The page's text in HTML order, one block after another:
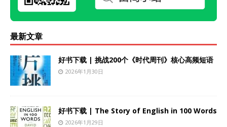
最新文章
好书下载 | 挑战200个《时代周刊》核心高频短语
2026年1月30日
好书下载 | The Story of English in 100 Words
2026年1月29日